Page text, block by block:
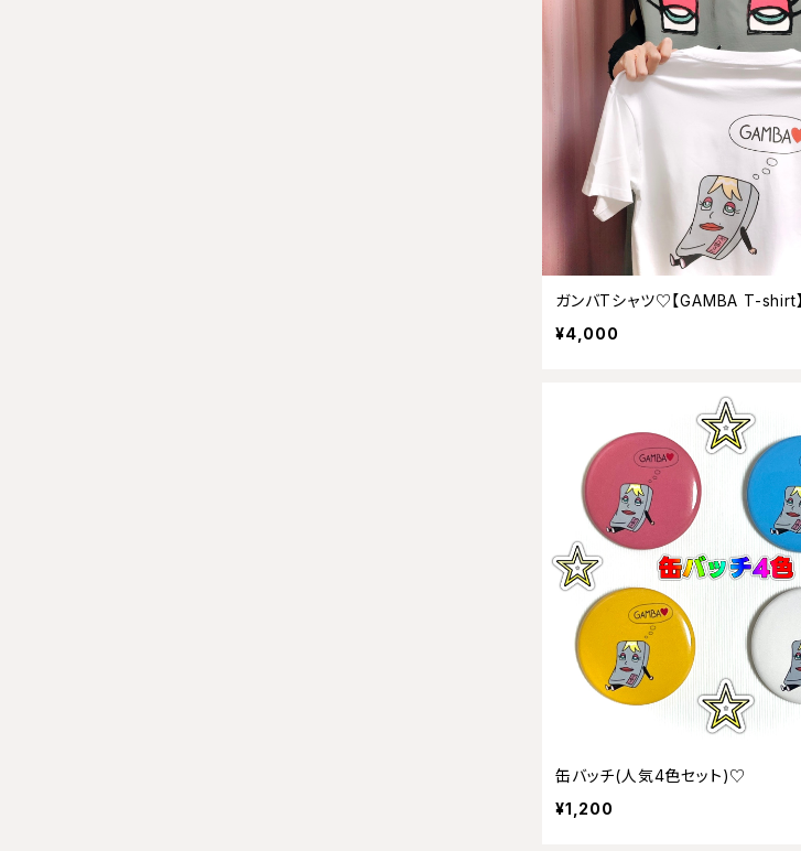
ガンバTシャツ♡【GAMBA T-shirt】
¥4,000
缶バッチ(人気4色セット)♡
¥1,200